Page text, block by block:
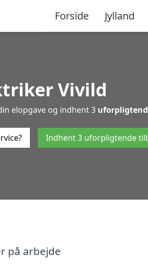
Forside Jylland
Vivild
elopgave og indhent 3
Indhent 3 uforpligtende